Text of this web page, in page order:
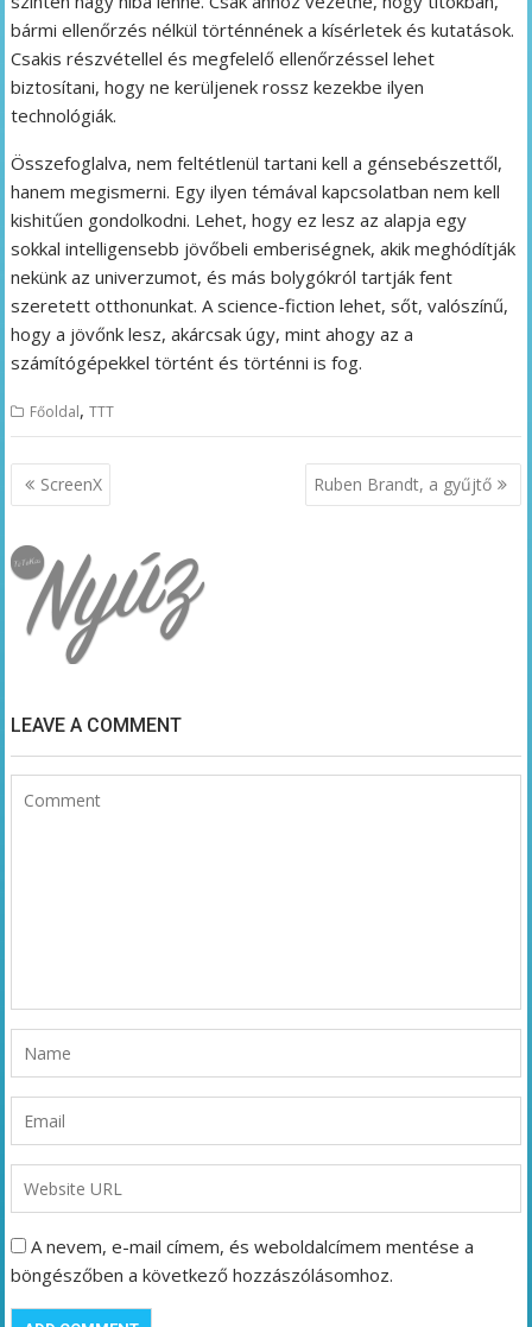
bármi ellenőrzés nélkül történnének a kísérletek és kutatások.
Csakis részvétellel és megfelelő ellenőrzéssel lehet
biztosítani, hogy ne kerüljenek rossz kezekbe ilyen
technológiák.
Összefoglalva, nem feltétlenül tartani kell a génsebészettől,
hanem megismerni. Egy ilyen témával kapcsolatban nem kell
kishitűen gondolkodni. Lehet, hogy ez lesz az alapja egy
sokkal intelligensebb jövőbeli emberiségnek, akik meghódítják
nekünk az univerzumot, és más bolygókról tartják fent
szeretett otthonunkat. A science-fiction lehet, sőt, valószínű,
hogy a jövőnk lesz, akárcsak úgy, mint ahogy az a
számítógépekkel történt és történni is fog.
Főoldal,TTT
Bejegyzés
navigáció
ScreenX Ruben Brandt, a gyűjtő
LEAVE A COMMENT
A nevem, e-mail címem, és weboldalcímem mentése a
böngészőben a következő hozzászólásomhoz.